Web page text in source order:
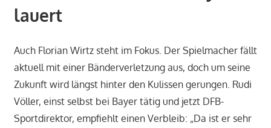
lauert
Auch Florian Wirtz steht im Fokus. Der Spielmacher fällt
aktuell mit einer Bänderverletzung aus, doch um seine
Zukunft wird längst hinter den Kulissen gerungen. Rudi
Völler, einst selbst bei Bayer tätig und jetzt DFB-
Sportdirektor, empfiehlt einen Verbleib: „Da ist er sehr